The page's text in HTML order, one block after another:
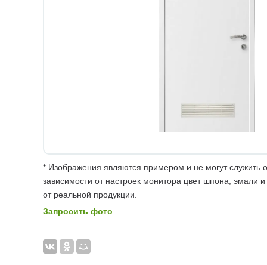
* Изображения являются примером и не могут служить
зависимости от настроек монитора цвет шпона, эмали и
от реальной продукции.
Запросить фото